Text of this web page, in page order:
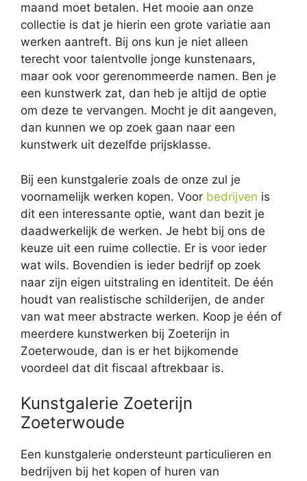
maand moet betalen. Het mooie aan onze
collectie is dat je hierin een grote variatie aan
werken aantreft. Bij ons kun je niet alleen
terecht voor talentvolle jonge kunstenaars,
maar ook voor gerenommeerde namen. Ben je
een kunstwerk zat, dan heb je altijd de optie
om deze te vervangen. Mocht je dit aangeven,
dan kunnen we op zoek gaan naar een
kunstwerk uit dezelfde prijsklasse.
Bij een kunstgalerie zoals de onze zul je
voornamelijk werken kopen. Voor bedrijven is
dit een interessante optie, want dan bezit je
daadwerkelijk de werken. Je hebt bij ons de
keuze uit een ruime collectie. Er is voor ieder
wat wils. Bovendien is ieder bedrijf op zoek
naar zijn eigen uitstraling en identiteit. De één
houdt van realistische schilderijen, de ander
van wat meer abstracte werken. Koop je één of
meerdere kunstwerken bij Zoeterijn in
Zoeterwoude, dan is er het bijkomende
voordeel dat dit fiscaal aftrekbaar is.
Kunstgalerie Zoeterijn
Zoeterwoude
Een kunstgalerie ondersteunt particulieren en
bedrijven bij het kopen of huren van